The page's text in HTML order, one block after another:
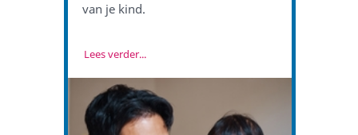
van je kind.
Lees verder...